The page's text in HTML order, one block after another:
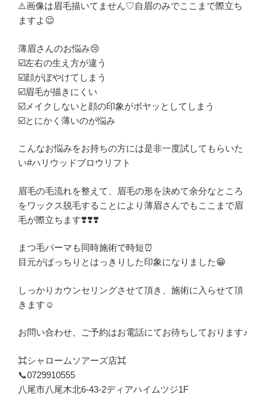
⚠️画像は眉毛描いてません♡自眉のみでここまで際立ち
ますよ😉
薄眉さんのお悩み😢
☑️左右の生え方が違う
☑️顔がぼやけてしまう
☑️眉毛が描きにくい
☑️メイクしないと顔の印象がボヤッとしてしまう
☑️とにかく薄いのが悩み
こんなお悩みをお持ちの方には是非一度試してもらいた
い#ハリウッドブロウリフト
眉毛の毛流れを整えて、眉毛の形を決めて余分なところ
をワックス脱毛することにより薄眉さんでもここまで眉
毛が際立ちます❣️❣️❣️
まつ毛パーマも同時施術で時短⏰
目元がぱっちりとはっきりした印象になりました😁
しっかりカウンセリングさせて頂き、施術に入らせて頂
きます☺︎
お問い合わせ、ご予約はお電話にてお待ちしております♪
⌘シャロームソアーズ店⌘
📞0729910555
八尾市八尾木北6-43-2ディアハイムツジ1F